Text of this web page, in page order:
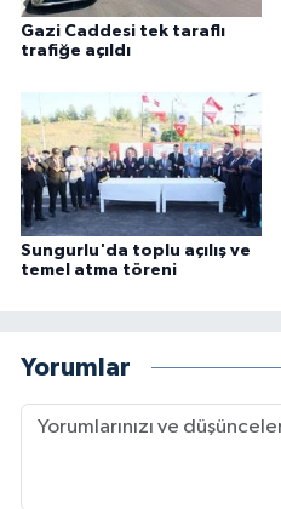
Gazi Caddesi tek taraflı
trafiğe açıldı
Sungurlu'da toplu açılış ve
temel atma töreni
Yorumlar